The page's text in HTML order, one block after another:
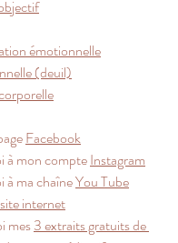
émotionnelle
(deuil)
Facebook
à mon compte Instagram
ma chaîne You Tube
internet
mes 3 extraits gratuits de